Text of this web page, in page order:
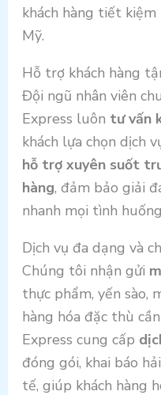
khách hàng tiết
Mỹ.
Hỗ trợ khách hàng
Đội ngũ nhân viên
Express luôn tư vấn
khách lựa chọn dịch
hỗ trợ xuyên suốt
hàng, đảm bảo giải
nhanh mọi tình
Dịch vụ đa dạng và
Chúng tôi nhận gửi
thực phẩm, yến sào,
hàng hóa đặc thù
Express cung cấp
đóng gói, khai báo
tế, giúp khách hàng